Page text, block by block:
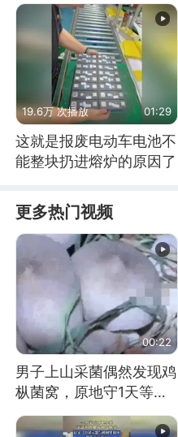
19.6万 次播放 01:29
这就是报废电动车电池不
能整块扔进熔炉的原因了
更多热门视频
00:22
男子上山采菌偶然发现鸡
枞菌窝，原地守1天等它
长大：挖了140多朵